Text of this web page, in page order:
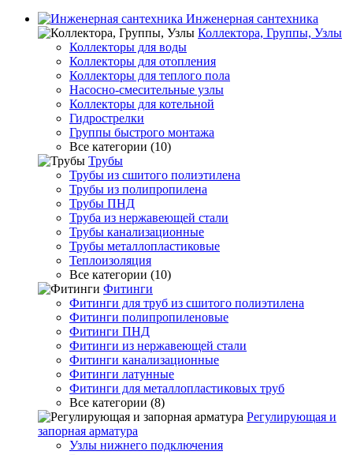
Инженерная сантехника
Коллектора, Группы, Узлы
Коллекторы для воды
Коллекторы для отопления
Коллекторы для теплого пола
Насосно-смесительные узлы
Коллекторы для котельной
Гидрострелки
Группы быстрого монтажа
Все категории (10)
Трубы
Трубы из сшитого полиэтилена
Трубы из полипропилена
Трубы ПНД
Труба из нержавеющей стали
Трубы канализационные
Трубы металлопластиковые
Теплоизоляция
Все категории (10)
Фитинги
Фитинги для труб из сшитого полиэтилена
Фитинги полипропиленовые
Фитинги ПНД
Фитинги из нержавеющей стали
Фитинги канализационные
Фитинги латунные
Фитинги для металлопластиковых труб
Все категории (8)
Регулирующая и
запорная арматура
Узлы нижнего подключения